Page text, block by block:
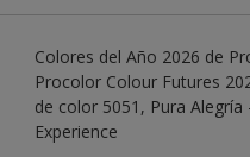
Colores del Año 2026 de
Procolor Colour Futures
de color 5051, Pura
Experience